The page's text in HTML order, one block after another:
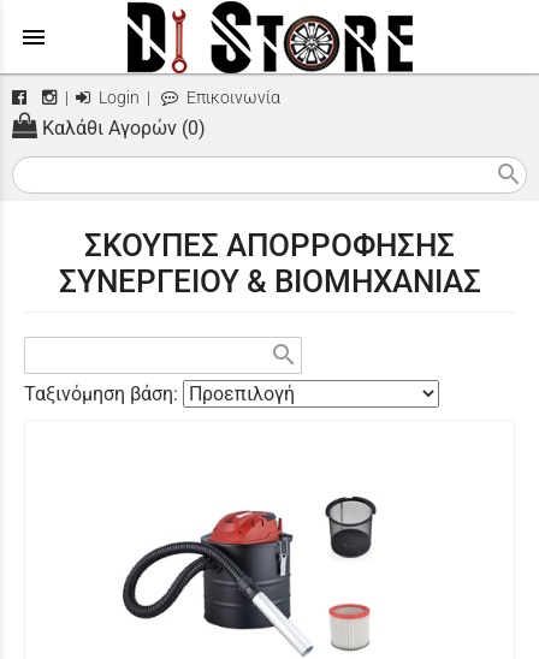
menu
| Login | Επικοινωνία
Καλάθι Αγορών (0)
search
ΣΚΟΥΠΕΣ ΑΠΟΡΡΟΦΗΣΗΣ
ΣΥΝΕΡΓΕΙΟΥ & ΒΙΟΜΗΧΑΝΙΑΣ
search
Ταξινόμηση βάση: